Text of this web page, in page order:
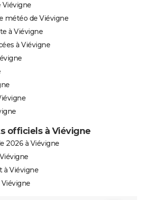
Viévigne
météo de Viévigne
à Viévigne
à Viévigne
officiels à Viévigne
2026 à Viévigne
à Viévigne
Viévigne